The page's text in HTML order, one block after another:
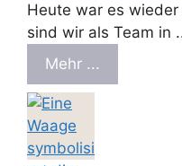
Heute war es
sind wir als Team in
Mehr ...